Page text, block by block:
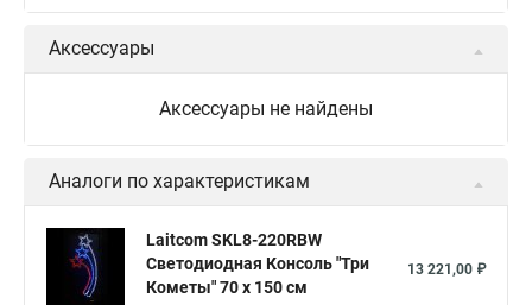
Аксессуары
Аксессуары не найдены
Аналоги по характеристикам
Laitcom SKL8-220RBW
Светодиодная Консоль "Три
Кометы" 70 x 150 см
13 221,00 ₽